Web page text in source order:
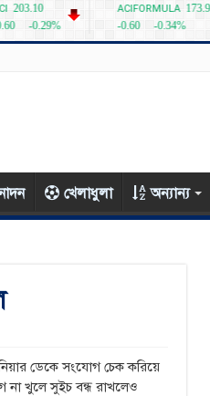
খেলাধুলা অন্যান্য
ডেকে সংযোগ চেক করিয়ে
না খুলে সুইচ বন্ধ রাখলেও